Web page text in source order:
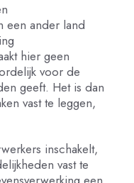
een ander land
hier geen
voor de
geeft. Het is dan
vast te leggen,
inschakelt,
vast te